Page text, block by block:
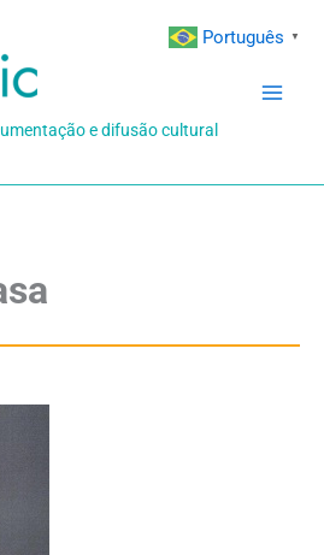
e difusão cultural
Português ▼